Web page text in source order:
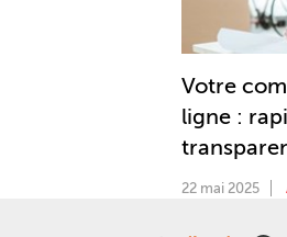
Votre
ligne :
22 mai 2025